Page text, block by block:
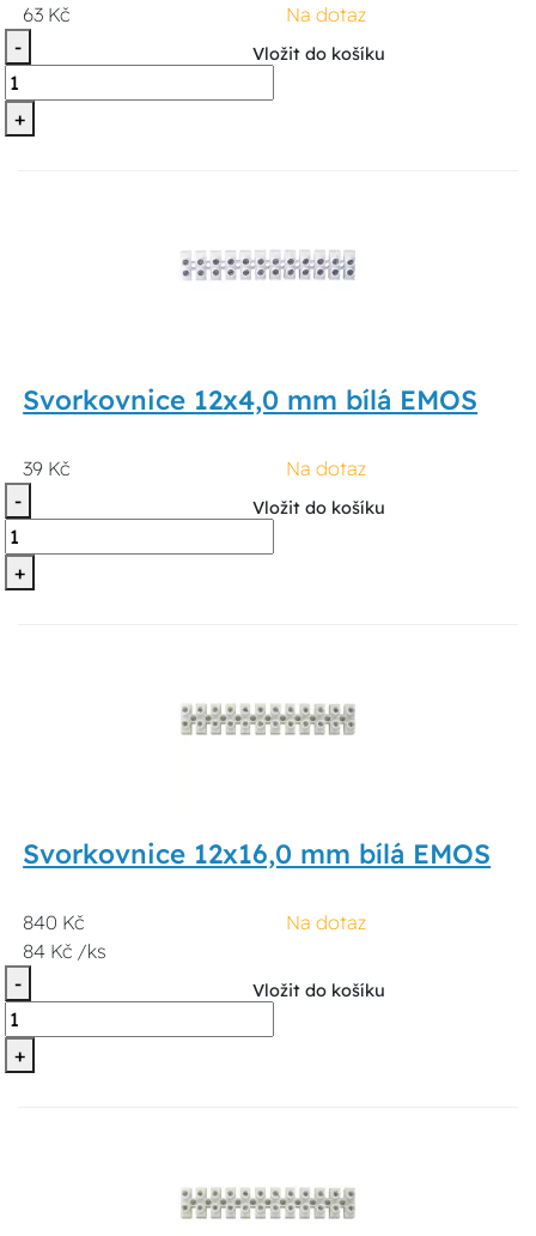
63 Kč
Na dotaz
-
+
Vložit do košíku
Svorkovnice 12x4,0 mm bílá EMOS
39 Kč
Na dotaz
-
+
Vložit do košíku
Svorkovnice 12x16,0 mm bílá EMOS
840 Kč
84 Kč /ks
Na dotaz
-
+
Vložit do košíku